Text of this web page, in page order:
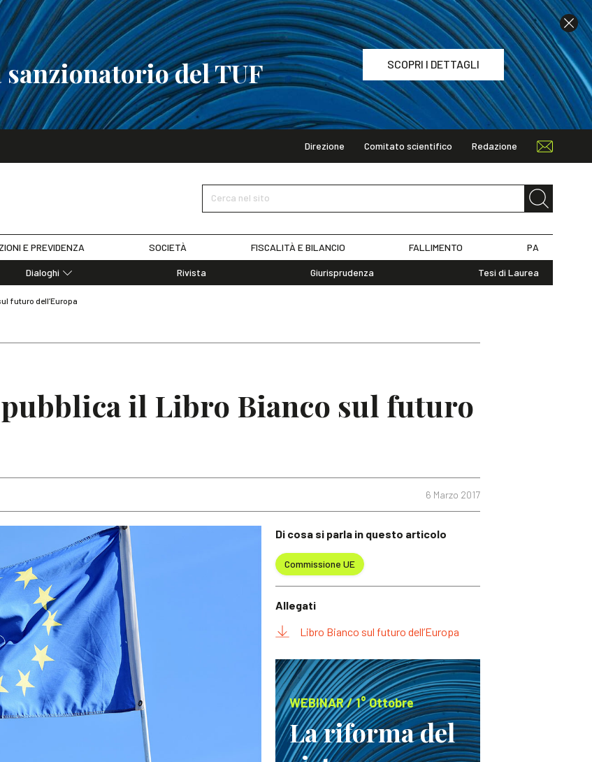
del TUF SCOPRI I DETTAGLI
Direzione Comitato scientifico Redazione
Cerca nel sito
E PREVIDENZA SOCIETÀ FISCALITÀ E BILANCIO FALLIMENTO PA
Dialoghi
Rivista Giurisprudenza Tesi di Laurea
futuro dell’Europa
il Libro Bianco sul futuro
6 Marzo 2017
Di cosa si parla in questo articolo
Commissione UE
Allegati
Libro Bianco sul futuro dell’Europa
WEBINAR / 1° Ottobre
La riforma del